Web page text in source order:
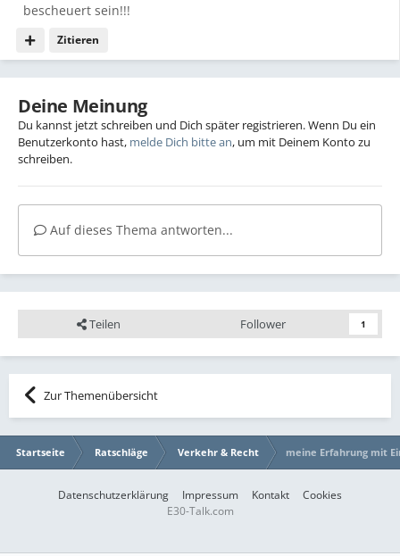
Zitieren
bescheuert sein!!!
Deine Meinung
Du kannst jetzt schreiben und Dich später registrieren. Wenn Du ein
Benutzerkonto hast, melde Dich bitte an, um mit Deinem Konto zu
schreiben.
Auf dieses Thema antworten...
Teilen Follower 1
Zur Themenübersicht
Startseite Ratschläge Verkehr & Recht meine Erfahrung mit
Datenschutzerklärung Impressum Kontakt
Cookies
E30-Talk.com